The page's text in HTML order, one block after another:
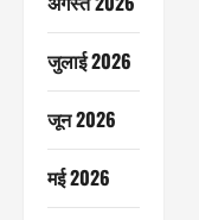
जुलाई 2026
जून 2026
मई 2026